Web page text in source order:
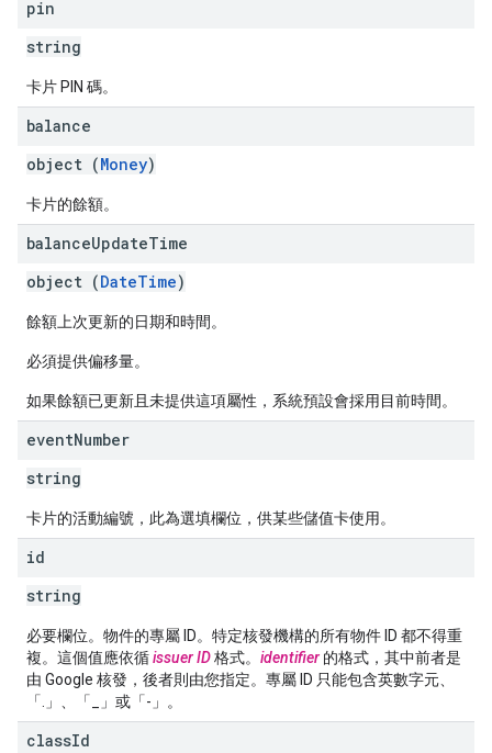
pin
string
卡片 PIN 碼。
balance
object (Money)
卡片的餘額。
balanceUpdateTime
object (DateTime)
餘額上次更新的日期和時間。
必須提供偏移量。
如果餘額已更新且未提供這項屬性，系統預設會採用目前時間。
eventNumber
string
卡片的活動編號，此為選填欄位，供某些儲值卡使用。
id
string
必要欄位。物件的專屬 ID。特定核發機構的所有物件 ID 都不得重
複。這個值應依循issuer ID格式。 identifier 的格式，其中前者是
由 Google 核發，後者則由您指定。專屬 ID 只能包含英數字元、
「.」、「_」或「-」。
classId